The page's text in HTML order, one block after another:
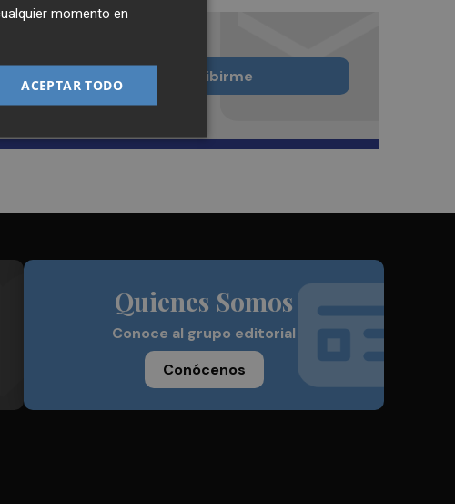
Quiero suscribirme
Quienes Somos
Conoce al grupo editorial
Conócenos
momento en
ACEPTAR TODO